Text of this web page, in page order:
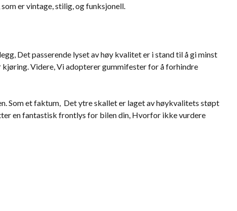
er vintage, stilig, og funksjonell.
Det passerende lyset av høy kvalitet er i stand til å gi minst
Videre, Vi adopterer gummifester for å forhindre
Som et faktum, Det ytre skallet er laget av høykvalitets støpt
en fantastisk frontlys for bilen din, Hvorfor ikke vurdere